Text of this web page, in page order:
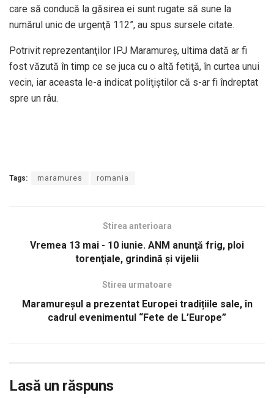
care să conducă la găsirea ei sunt rugate să sune la
numărul unic de urgenţă 112”, au spus sursele citate.
Potrivit reprezentanţilor IPJ Maramureş, ultima dată ar fi
fost văzută în timp ce se juca cu o altă fetiţă, în curtea unui
vecin, iar aceasta le-a indicat poliţiştilor că s-ar fi îndreptat
spre un râu.
Tags: maramures romania
Stirea anterioara
Vremea 13 mai - 10 iunie. ANM anunţă frig, ploi
torenţiale, grindină şi vijelii
Stirea urmatoare
Maramureșul a prezentat Europei tradițiile sale, în
cadrul evenimentul “Fete de L’Europe”
Lasă un răspuns